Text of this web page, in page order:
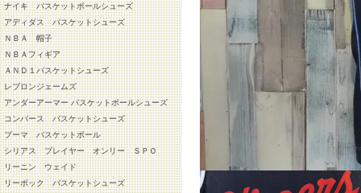
ナイキ バスケットボールシューズ
アディダス バスケットシューズ
ＮＢＡ 帽子
ＮＢＡフィギア
ＡＮＤ１バスケットシューズ
レブロンジェームズ
アンダーアーマー バスケットボールシューズ
コンバース バスケットシューズ
プーマ バスケットボール
シリアス プレイヤー オンリー ＳＰＯ
リーニン ウェイド
リーボック バスケットシューズ